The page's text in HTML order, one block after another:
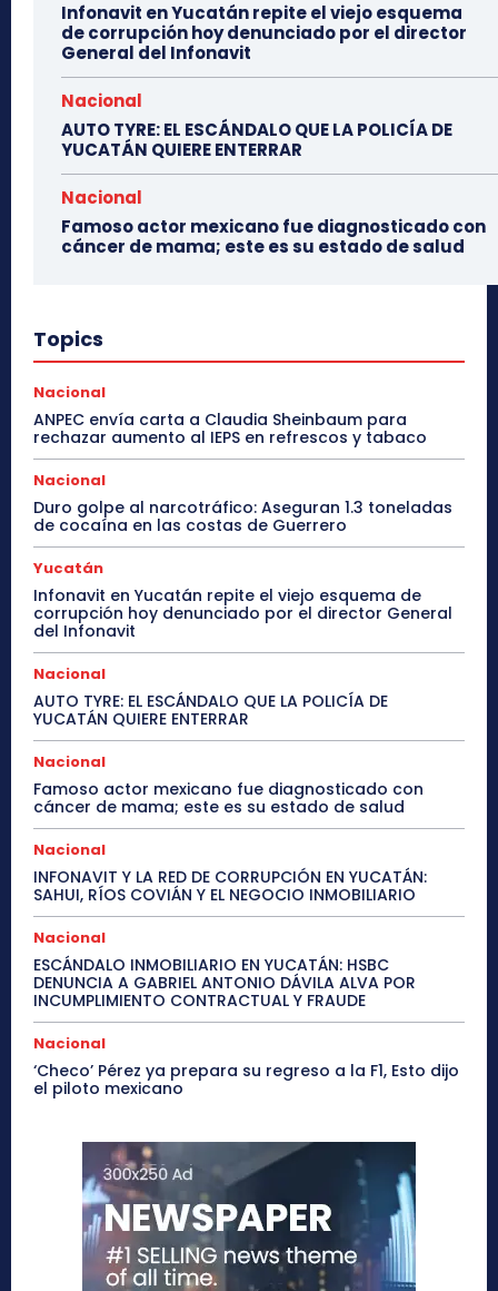
Infonavit en Yucatán repite el viejo esquema
de corrupción hoy denunciado por el director
General del Infonavit
Nacional
AUTO TYRE: EL ESCÁNDALO QUE LA POLICÍA DE
YUCATÁN QUIERE ENTERRAR
Nacional
Famoso actor mexicano fue diagnosticado con
cáncer de mama; este es su estado de salud
Topics
Nacional
ANPEC envía carta a Claudia Sheinbaum para
rechazar aumento al IEPS en refrescos y tabaco
Nacional
Duro golpe al narcotráfico: Aseguran 1.3 toneladas
de cocaína en las costas de Guerrero
Yucatán
Infonavit en Yucatán repite el viejo esquema de
corrupción hoy denunciado por el director General
del Infonavit
Nacional
AUTO TYRE: EL ESCÁNDALO QUE LA POLICÍA DE
YUCATÁN QUIERE ENTERRAR
Nacional
Famoso actor mexicano fue diagnosticado con
cáncer de mama; este es su estado de salud
Nacional
INFONAVIT Y LA RED DE CORRUPCIÓN EN YUCATÁN:
SAHUI, RÍOS COVIÁN Y EL NEGOCIO INMOBILIARIO
Nacional
ESCÁNDALO INMOBILIARIO EN YUCATÁN: HSBC
DENUNCIA A GABRIEL ANTONIO DÁVILA ALVA POR
INCUMPLIMIENTO CONTRACTUAL Y FRAUDE
Nacional
‘Checo’ Pérez ya prepara su regreso a la F1, Esto dijo
el piloto mexicano